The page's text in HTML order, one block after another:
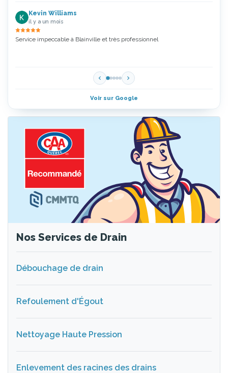
Kevin Williams
il y a un mois
Service impeccable à Blainville et très professionnel
Voir sur Google
Nos Services de Drain
Débouchage de drain
Refoulement d'Égout
Nettoyage Haute Pression
Enlevement des racines des drains